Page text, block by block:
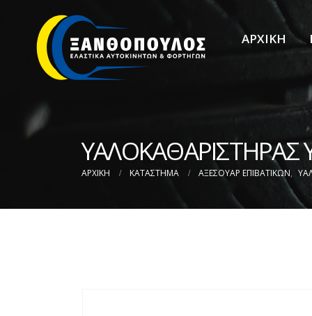
ΑΡΧΙΚΗ
ΥΑΛΟΚΑΘΑΡIΣΤΗΡΑΣ
ΑΡΧΙΚΉ ΚΑΤΆΣΤΗΜΑ ΑΞΕΣΟΥΑΡ ΕΠΙΒΑΤΙΚΩΝ,